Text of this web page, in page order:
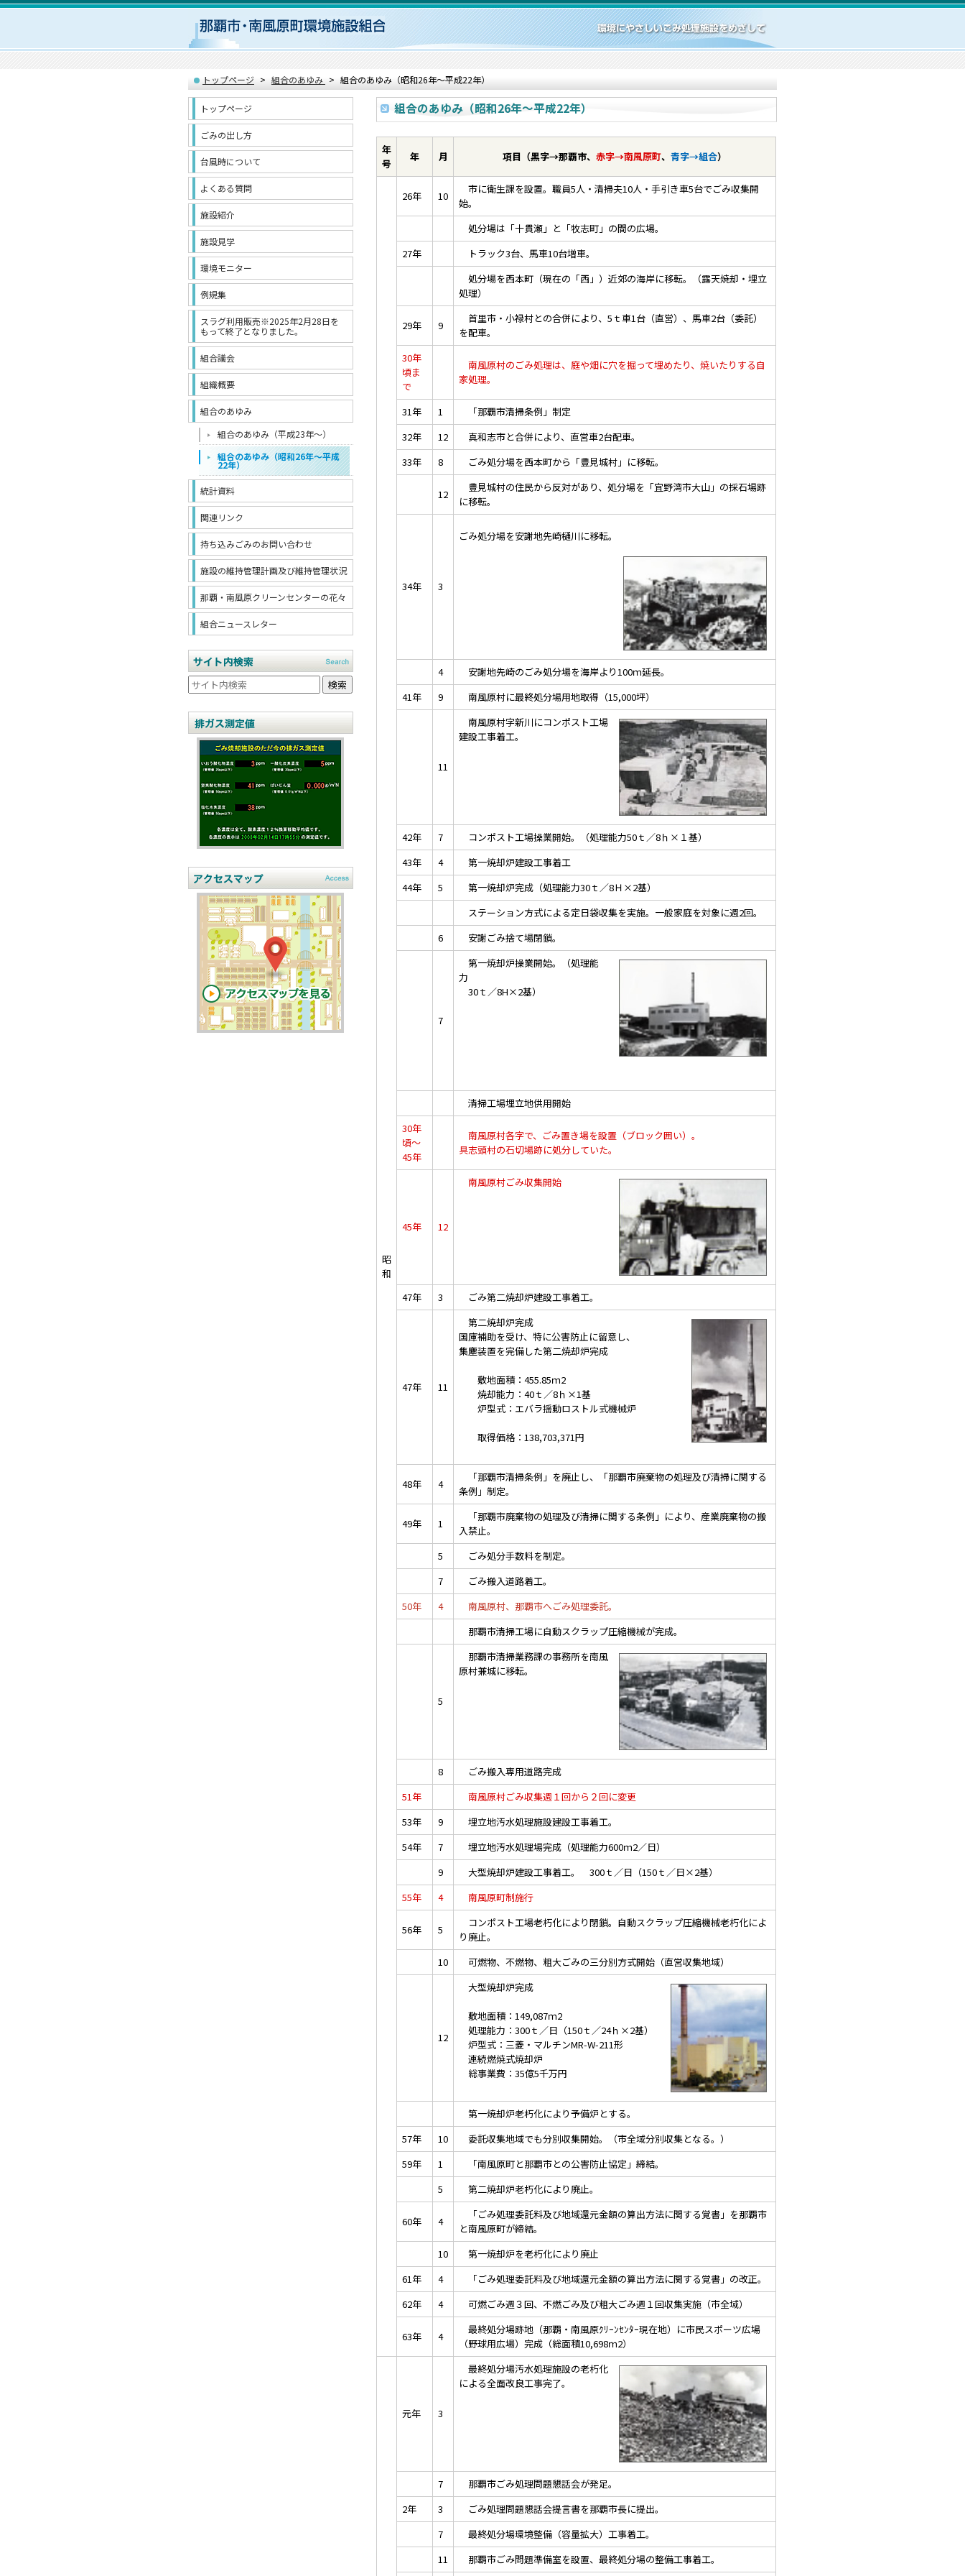
トップページ 組合のあゆみ 組合のあゆみ（昭和26年～平成22年）
組合のあゆみ（昭和26年～平成22年）
年
号
年 月 項目（黒字→那覇市、赤字→南風原町、青字→組合）
昭
和
26年 10
市に衛生課を設置。職員5人・清掃夫10人・手引き車5台でごみ収集開
始。
処分場は「十貫瀬」と「牧志町」の間の広場。
27年
トラック3台、馬車10台増車。
処分場を西本町（現在の「西」）近郊の海岸に移転。（露天焼却・埋立
処理）
29年 9
首里市・小禄村との合併により、5ｔ車1台（直営）、馬車2台（委託）
を配車。
30年
頃ま
で
南風原村のごみ処理は、庭や畑に穴を掘って埋めたり、焼いたりする自
家処理。
31年 1
「那覇市清掃条例」制定
32年
12
真和志市と合併により、直営車2台配車。
33年
8 ごみ処分場を西本町から「豊見城村」に移転。
12
豊見城村の住民から反対があり、処分場を「宜野湾市大山」の採石場跡
に移転。
34年 3
ごみ処分場を安謝地先崎樋川に移転。
4
安謝地先崎のごみ処分場を海岸より100ｍ延長。
41年
9 南風原村に最終処分場用地取得（15,000坪）
11
南風原村字新川にコンポスト工場
建設工事着工。
42年 7
コンポスト工場操業開始。（処理能力50ｔ／8ｈ×１基）
43年
4
第一焼却炉建設工事着工
44年
5
第一焼却炉完成（処理能力30ｔ／8Ｈ×2基）
ステーション方式による定日袋収集を実施。一般家庭を対象に週2回。
6
安謝ごみ捨て場閉鎖。
7
第一焼却炉操業開始。（処理能
力
30ｔ／8H×2基）
清掃工場埋立地供用開始
30年
頃～
45年
南風原村各字で、ごみ置き場を設置（ブロック囲い）。
具志頭村の石切場跡に処分していた。
45年 12
南風原村ごみ収集開始
47年 3 ごみ第二焼却炉建設工事着工。
47年 11
第二焼却炉完成
国庫補助を受け、特に公害防止に留意し、
集塵装置を完備した第二焼却炉完成
敷地面積：455.85ｍ2
焼却能力：40ｔ／8ｈ×1基
炉型式：エバラ揺動ロストル式機械炉
取得価格：138,703,371円
48年 4
「那覇市清掃条例」を廃止し、「那覇市廃棄物の処理及び清掃に関する
条例」制定。
49年 1
「那覇市廃棄物の処理及び清掃に関する条例」により、産業廃棄物の搬
入禁止。
5
ごみ処分手数料を制定。
7
ごみ搬入道路着工。
50年
4
南風原村、那覇市へごみ処理委託。
那覇市清掃工場に自動スクラップ圧縮機械が完成。
5
那覇市清掃業務課の事務所を南風
原村兼城に移転。
8
ごみ搬入専用道路完成
51年
南風原村ごみ収集週１回から２回に変更
53年
9
埋立地汚水処理施設建設工事着工。
54年
7
埋立地汚水処理場完成（処理能力600ｍ2／日）
9
大型焼却炉建設工事着工。 300ｔ／日（150ｔ／日×2基）
55年
4 南風原町制施行
56年 5
コンポスト工場老朽化により閉鎖。自動スクラップ圧縮機械老朽化によ
り廃止。
10
可燃物、不燃物、粗大ごみの三分別方式開始（直営収集地域）
12
大型焼却炉完成
敷地面積：149,087ｍ2
処理能力：300ｔ／日（150ｔ／24ｈ×2基）
炉型式：三菱・マルチンMR-W-211形
連続燃焼式焼却炉
総事業費：35億5千万円
第一焼却炉老朽化により予備炉とする。
57年
10
委託収集地域でも分別収集開始。（市全域分別収集となる。）
59年
1
「南風原町と那覇市との公害防止協定」締結。
5
第二焼却炉老朽化により廃止。
60年 4
「ごみ処理委託料及び地域還元金額の算出方法に関する覚書」を那覇市
と南風原町が締結。
10
第一焼却炉を老朽化により廃止
61年
4
「ごみ処理委託料及び地域還元金額の算出方法に関する覚書」の改正。
62年
4 可燃ごみ週３回、不燃ごみ及び粗大ごみ週１回収集実施（市全域）
63年 4
最終処分場跡地（那覇・南風原ｸﾘｰﾝｾﾝﾀｰ現在地）に市民スポーツ広場
（野球用広場）完成（総面積10,698ｍ2）
元年 3
最終処分場汚水処理施設の老朽化
による全面改良工事完了。
7
那覇市ごみ処理問題懇話会が発足。
2年
3
ごみ処理問題懇話会提言書を那覇市長に提出。
7
最終処分場環境整備（容量拡大）工事着工。
11
那覇市ごみ問題準備室を設置、最終処分場の整備工事着工。
トップページ
ごみの出し方
台風時について
よくある質問
施設紹介
施設見学
環境モニター
例規集
スラグ利用販売※2025年2月28日を
もって終了となりました。
組合議会
組織概要
組合のあゆみ
組合のあゆみ（平成23年～）
組合のあゆみ（昭和26年～平成
22年）
統計資料
関連リンク
持ち込みごみのお問い合わせ
施設の維持管理計画及び維持管理状況
那覇・南風原クリーンセンターの花々
組合ニュースレター